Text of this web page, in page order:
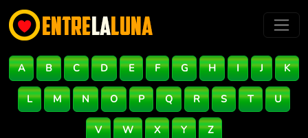
A B C D E F G H I J K
L M N O P Q R S T U
V W X Y Z